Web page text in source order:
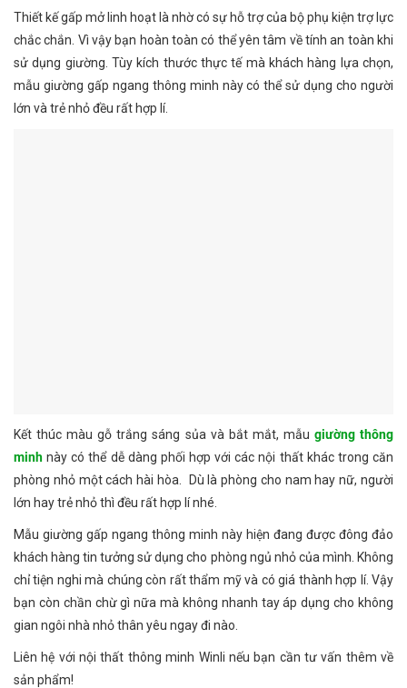
Thiết kế gấp mở linh hoạt là nhờ có sự hỗ trợ của bộ phụ kiện trợ lực
chắc chắn. Vì vậy bạn hoàn toàn có thể yên tâm về tính an toàn khi
sử dụng giường. Tùy kích thước thực tế mà khách hàng lựa chọn,
mẫu giường gấp ngang thông minh này có thể sử dụng cho người
lớn và trẻ nhỏ đều rất hợp lí.
Kết thúc màu gỗ trắng sáng sủa và bắt mắt, mẫu giường thông
minh này có thể dễ dàng phối hợp với các nội thất khác trong căn
phòng nhỏ một cách hài hòa. Dù là phòng cho nam hay nữ, người
lớn hay trẻ nhỏ thì đều rất hợp lí nhé.
Mẫu giường gấp ngang thông minh này hiện đang được đông đảo
khách hàng tin tưởng sử dụng cho phòng ngủ nhỏ của mình. Không
chỉ tiện nghi mà chúng còn rất thẩm mỹ và có giá thành hợp lí. Vậy
bạn còn chần chừ gì nữa mà không nhanh tay áp dụng cho không
gian ngôi nhà nhỏ thân yêu ngay đi nào.
Liên hệ với nội thất thông minh Winli nếu bạn cần tư vấn thêm về
sản phẩm!